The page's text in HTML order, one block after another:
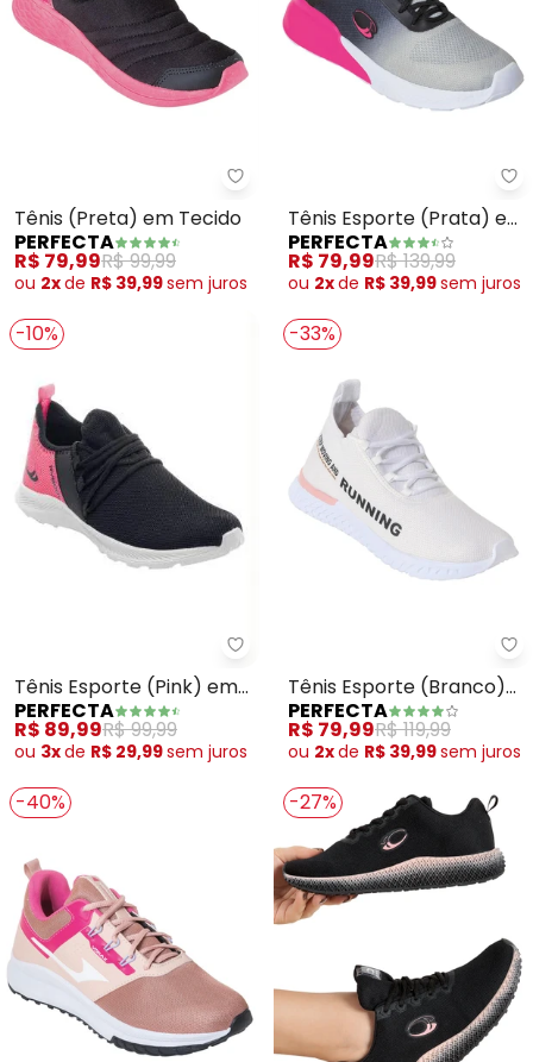
Perfecta - Tênis (Preta) em
Tênis (Preta) em Tecido
PERFECTA
R$ 79,99R$ 99,99
ou 2xde R$ 39,99sem juros
Tênis Esporte (Prata) em
Tecido
PERFECTA
R$ 79,99R$ 139,99
ou 2xde R$ 39,99sem juros
-10%
Perfecta - Tênis Esporte (Pink)
Tênis Esporte (Pink) em
Tecido
PERFECTA
R$ 89,99R$ 99,99
ou 3xde R$ 29,99sem juros
-33%
Tênis Esporte (Branco)
em Tecido
PERFECTA
R$ 79,99R$ 119,99
ou 2xde R$ 39,99sem juros
-40% -27%